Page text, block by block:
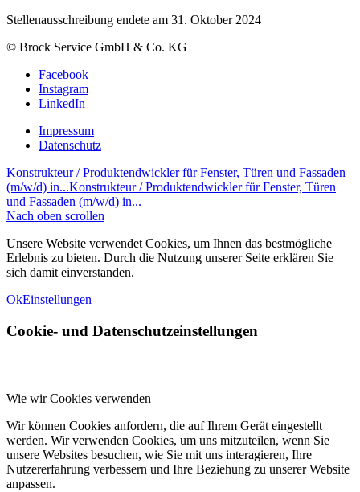
Stellenausschreibung endete am 31. Oktober 2024
© Brock Service GmbH & Co. KG
Facebook
Instagram
LinkedIn
Impressum
Datenschutz
Konstrukteur / Produktendwickler für Fenster, Türen und Fassaden
(m/w/d) in...Konstrukteur / Produktendwickler für Fenster, Türen
und Fassaden (m/w/d) in...
Nach oben scrollen
Unsere Website verwendet Cookies, um Ihnen das bestmögliche
Erlebnis zu bieten. Durch die Nutzung unserer Seite erklären Sie
sich damit einverstanden.
OkEinstellungen
Cookie- und Datenschutzeinstellungen
Wie wir Cookies verwenden
Wir können Cookies anfordern, die auf Ihrem Gerät eingestellt
werden. Wir verwenden Cookies, um uns mitzuteilen, wenn Sie
unsere Websites besuchen, wie Sie mit uns interagieren, Ihre
Nutzererfahrung verbessern und Ihre Beziehung zu unserer Website
anpassen.